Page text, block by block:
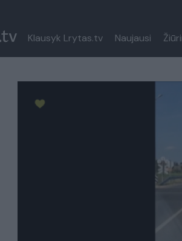
Klausyk Lrytas.tv Naujausi